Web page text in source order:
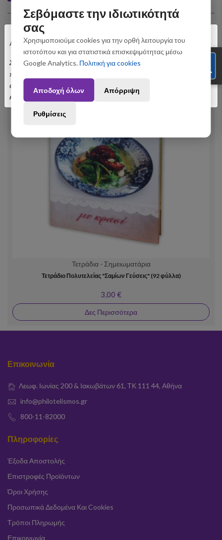
Αγαπητοί Πελάτες
Σας ενημερώνουμε ότι οι παραγγελίες που θα
πραγματοποιηθούν από 3 έως 31 Αυγούστου ενδέχεται να
αποσταλούν με σχετική καθυστέρηση. Ευχαριστούμε για την
κατανόηση.
Τετράδια - Σημειωματάρια
Τετράδιο Πολυτελείας "Σαμίων Γεύσεις" (92 φύλλα)
3,00 €
Δες Περισσότερα
Επικοινωνία
Λεωφ. Ιωνίας 200 & Ιακωβάτων 61, ΤΚ 111 44, Αθήνα
info@philotelismos.gr
800-11-82000
Πληροφορίες
Έξοδα Αποστολής
Επιστροφές Προϊόντων
Όροι Χρήσης
Προσωπικά Δεδομένα Και Cookies
Τρόποι Πληρωμής
Επικοινωνία
Σεβόμαστε την ιδιωτικότητά
σας
Χρησιμοποιούμε cookies για την ορθή λειτουργία του
ιστοτόπου και για στατιστικά επισκεψιμότητας μέσω
Google Analytics. Πολιτική για cookies
Αποδοχή όλων Απόρριψη
Ρυθμίσεις